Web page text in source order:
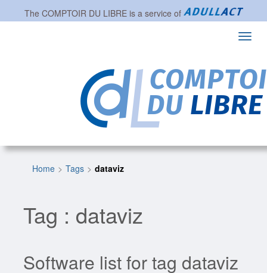
The COMPTOIR DU LIBREis a service of
Home Tags dataviz
Tag : dataviz
Software list for tag dataviz